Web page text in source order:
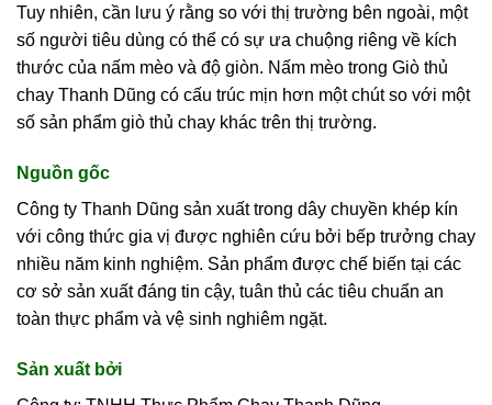
Tuy nhiên, cần lưu ý rằng so với thị trường bên ngoài, một
số người tiêu dùng có thể có sự ưa chuộng riêng về kích
thước của nấm mèo và độ giòn. Nấm mèo trong Giò thủ
chay Thanh Dũng có cấu trúc mịn hơn một chút so với một
số sản phẩm giò thủ chay khác trên thị trường.
Nguồn gốc
Công ty Thanh Dũng sản xuất trong dây chuyền khép kín
với công thức gia vị được nghiên cứu bởi bếp trưởng chay
nhiều năm kinh nghiệm. Sản phẩm được chế biến tại các
cơ sở sản xuất đáng tin cậy, tuân thủ các tiêu chuẩn an
toàn thực phẩm và vệ sinh nghiêm ngặt.
Sản xuất bởi